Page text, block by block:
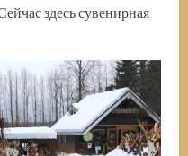
здесь сувенирная